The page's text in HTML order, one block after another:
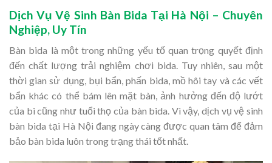
Dịch Vụ Vệ Sinh Bàn Bida Tại Hà Nội – Chuyên
Nghiệp, Uy Tín
Bàn bida là một trong những yếu tố quan trọng quyết định
đến chất lượng trải nghiệm chơi bida. Tuy nhiên, sau một
thời gian sử dụng, bụi bẩn, phấn bida, mồ hôi tay và các vết
bẩn khác có thể bám lên mặt bàn, ảnh hưởng đến độ lướt
của bi cũng như tuổi thọ của bàn bida. Vì vậy, dịch vụ vệ sinh
bàn bida tại Hà Nội đang ngày càng được quan tâm để đảm
bảo bàn bida luôn trong trạng thái tốt nhất.